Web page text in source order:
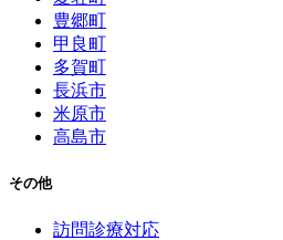
豊郷町
甲良町
多賀町
長浜市
米原市
高島市
その他
訪問診療対応